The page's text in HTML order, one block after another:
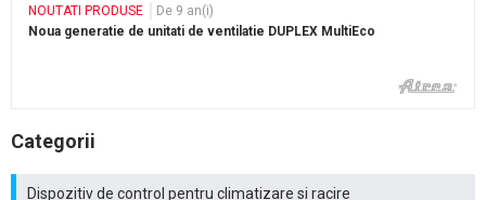
NOUTATI PRODUSE
De 9 an(i)
Noua generatie de unitati de ventilatie DUPLEX MultiEco
Categorii
Dispozitiv de control pentru climatizare si racire